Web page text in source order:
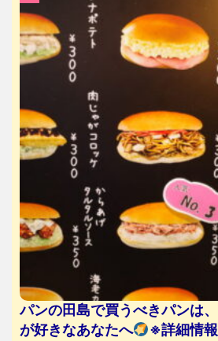
パンの田島で買うべきパンは
が好きなあなたへ
※詳細情